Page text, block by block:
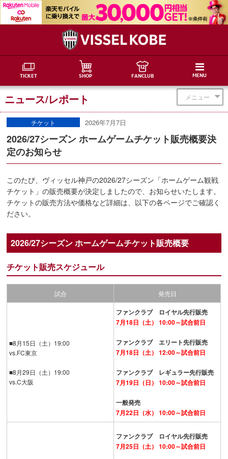
TICKET SHOP FANCLUB MENU
メニュー
ニュース/レポート
チケット 2026年7月7日
2026/27シーズン ホームゲームチケット販売概要決
定のお知らせ
このたび、ヴィッセル神戸の2026/27シーズン「ホームゲーム観戦
チケット」の販売概要が決定しましたので、お知らせいたします。
チケットの販売方法や価格など詳細は、以下の各ページでご確認く
ださい。
2026/27シーズン ホームゲームチケット販売概要
チケット販売スケジュール
試合 発売日
■8月15日（土）19:00
vs.FC東京
■8月29日（土）19:00
vs.C大阪
ファンクラブ ロイヤル先行販売
7月18日（土） 10:00～試合前日
ファンクラブ エリート先行販売
7月18日（土） 12:00～試合前日
ファンクラブ レギュラー先行販売
7月19日（日） 10:00～試合前日
一般発売
7月22日（水） 10:00～試合前日
ファンクラブ ロイヤル先行販売
7月25日（土） 10:00～試合前日